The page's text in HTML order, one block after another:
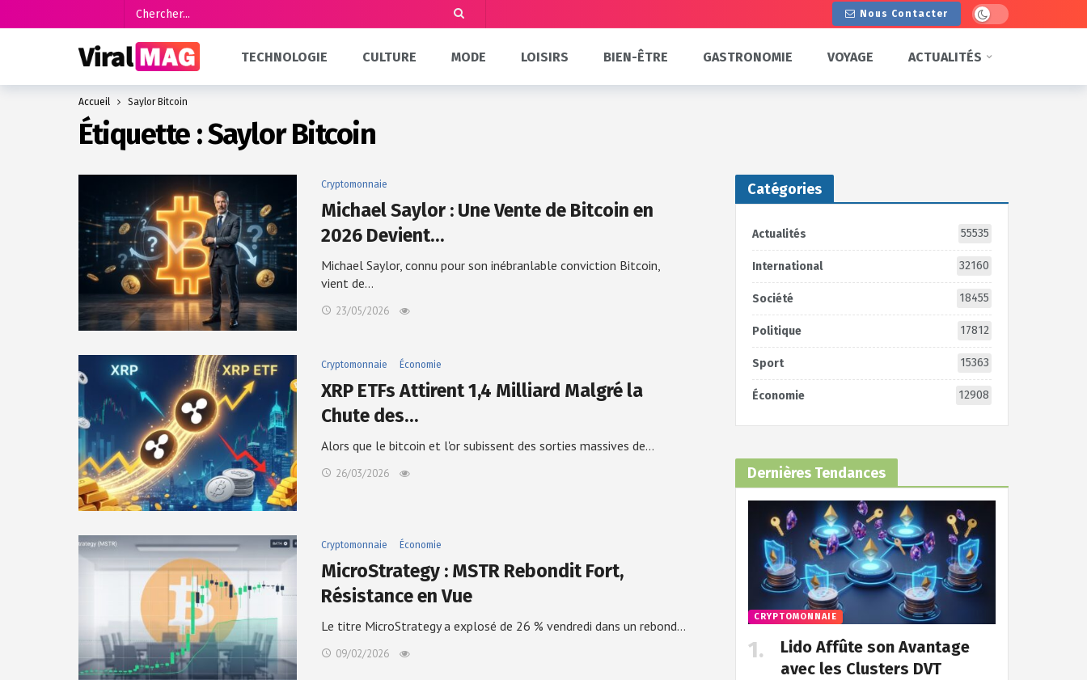
Nous Contacter Dark mode
TECHNOLOGIE CULTURE MODE LOISIRS BIEN-ÊTRE GASTRONOMIE VOYAGE ACTUALITÉS
Accueil Saylor Bitcoin
Étiquette :Saylor Bitcoin
Cryptomonnaie
Michael Saylor : Une Vente de Bitcoin en
2026 Devient…
Michael Saylor, connu pour son inébranlable conviction Bitcoin,
vient de…
23/05/2026
Cryptomonnaie Économie
XRP ETFs Attirent 1,4 Milliard Malgré la
Chute des…
Alors que le bitcoin et l'or subissent des sorties massives de…
26/03/2026
Cryptomonnaie Économie
MicroStrategy : MSTR Rebondit Fort,
Résistance en Vue
Le titre MicroStrategy a explosé de 26 % vendredi dans un rebond…
09/02/2026
Catégories
Actualités 55535
International 32160
Société 18455
Politique 17812
Sport 15363
Économie 12908
Dernières Tendances
CRYPTOMONNAIE
Lido Affûte son Avantage
avec les Clusters DVT